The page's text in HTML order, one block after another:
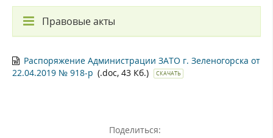
Правовые акты
Распоряжение Администрации ЗАТО г. Зеленогорска от
22.04.2019 № 918-р (.doc, 43 Кб.) СКАЧАТЬ
Поделиться: